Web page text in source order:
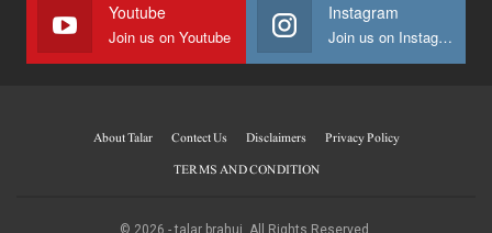
Youtube
Join us on Youtube
Instagram
Join us on Instagram
About Talar Contect Us Disclaimers
Privacy Policy
TERMS AND CONDITION